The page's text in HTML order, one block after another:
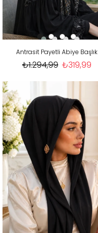
Antrasit Payetli Abiye Başlık
₺319,99
₺1.294,99